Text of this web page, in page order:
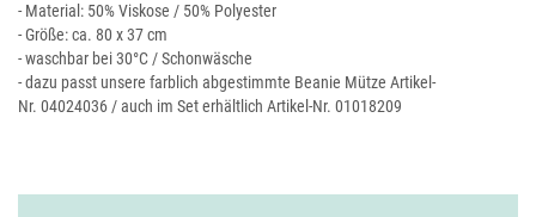
- Material: 50% Viskose / 50% Polyester
- Größe: ca. 80 x 37 cm
- waschbar bei 30°C / Schonwäsche
- dazu passt unsere farblich abgestimmte Beanie Mütze Artikel-
Nr. 04024036 / auch im Set erhältlich Artikel-Nr. 01018209